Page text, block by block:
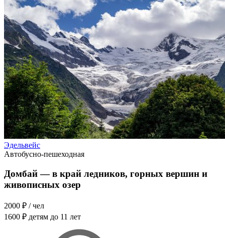
Эдельвейс
Автобусно-пешеходная
Домбай — в край ледников, горных вершин и
живописных озер
2000 ₽ / чел
1600 ₽ детям до 11 лет